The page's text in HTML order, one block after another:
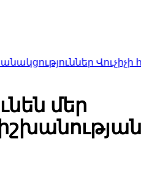
Վուչիչի հետ23:00
մեր